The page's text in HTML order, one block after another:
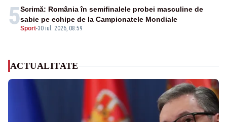
5Sport-30 iul. 2026, 08:59
Scrimă: România în semifinalele probei masculine de
sabie pe echipe de la Campionatele Mondiale
ACTUALITATE